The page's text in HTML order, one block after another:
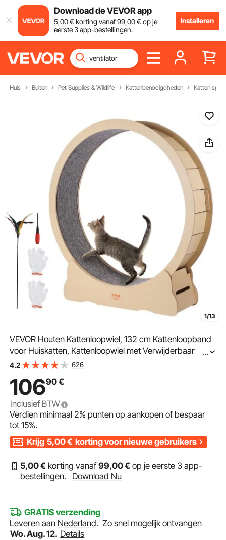
Download de VEVOR app
5,00€ korting vanaf99,00€ op je
eerste 3 app-bestellingen.
Installeren
Huis Buiten Pet Supplies & Wildlife Kattenbenodigdheden Katten
1/13
VEVOR Houten Kattenloopwiel, 132 cm Kattenloopband
voor Huiskatten, Kattenloopwiel met Verwijderbaar
Tapijt en Kattenstok voor Looptraining, Sportspeelgoed
...
4.2 626
10690€
Inclusief BTW
Verdien minimaal2% punten op aankopen of bespaar
tot15%.
Krijg 5,00€ korting voor nieuwe gebruikers
5,00€ korting vanaf99,00€ op je eerste 3 app-
bestellingen.
Download Nu
GRATIS verzending
Leveren aan Nederland.Zo snel mogelijk ontvangen
Wo. Aug. 12. Details